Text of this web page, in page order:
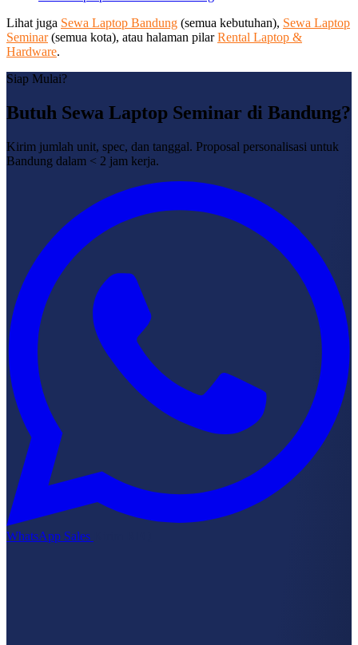
Lihat juga Sewa Laptop Bandung (semua kebutuhan), Sewa Laptop
Seminar(semua kota), atau halaman pilarRental Laptop &
Hardware.
Siap Mulai?
Butuh Sewa Laptop Seminar di Bandung?
Kirim jumlah unit, spec, dan tanggal. Proposal personalisasi untuk
Bandung dalam < 2 jam kerja.
WhatsApp Sales